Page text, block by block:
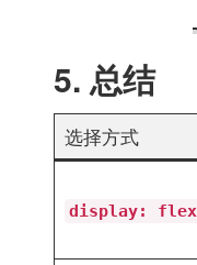
5. 总结
选择方式
display: flex